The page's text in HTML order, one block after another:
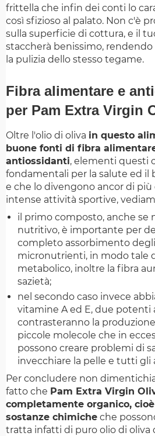
frittella che infin dei conti lo
così sfizioso al palato. Non c'è
sulla superficie di cottura, e il
staccherà benissimo,
la pulizia dello stesso tegame.
Fibra alimentare e
per Pam Extra Virgin
Oltre l'olio di oliva in questo
buone fonti di fibra
antiossidanti, elementi questi
fondamentali per la salute ed il
e che lo divengono ancor di
intense attività sportive,
il primo composto, anche se
nutritivo, è importante per
completo assorbimento
micronutrienti, in modo tale
metabolico, inoltre la fibra
sazietà;
nel secondo caso invece
vitamine A ed E, due potenti
contrasteranno la
piccole molecole che in
possono creare problemi di
invecchiare la pelle e tutti gli
Per concludere non
fatto che Pam Extra Virgin
completamente organico,
sostanze chimiche che
tratta infatti di puro olio di oliva